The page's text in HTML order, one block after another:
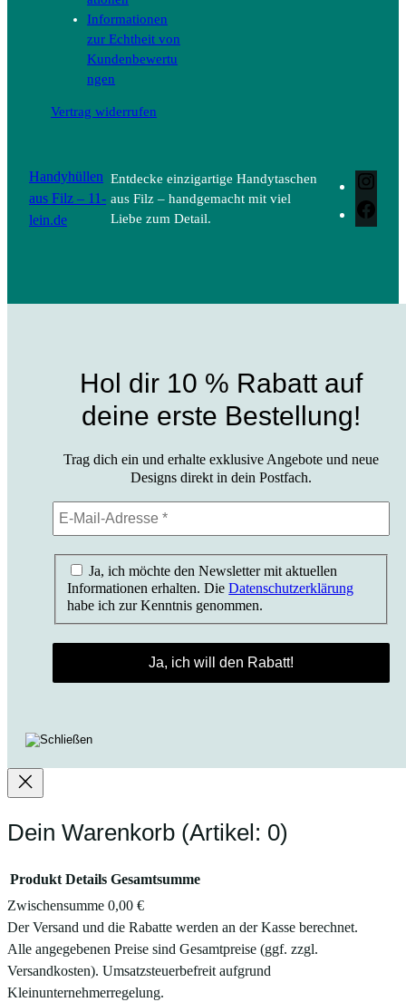
Informationen
zur Echtheit von
Kundenbewertu
ngen
Vertrag widerrufen
Handyhüllen
aus Filz – 11-
lein.de
Entdecke einzigartige Handytaschen
aus Filz – handgemacht mit viel
Liebe zum Detail.
Hol dir 10 % Rabatt auf
deine erste Bestellung!
Trag dich ein und erhalte exklusive Angebote und neue
Designs direkt in dein Postfach.
Ja, ich möchte den Newsletter mit aktuellen
Informationen erhalten. DieDatenschutzerklärung
habe ich zur Kenntnis genommen.
Dein Warenkorb (Artikel: 0)
Produkte
im
Warenkorb
Produkt Details Gesamtsumme
Zwischensumme 0,00 €
Der Versand und die Rabatte werden an der Kasse berechnet.
Alle angegebenen Preise sind Gesamtpreise (ggf. zzgl.
Versandkosten). Umsatzsteuerbefreit aufgrund
Kleinunternehmerregelung.